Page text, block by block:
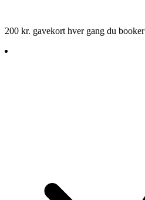
200 kr. gavekort hver gang du booker